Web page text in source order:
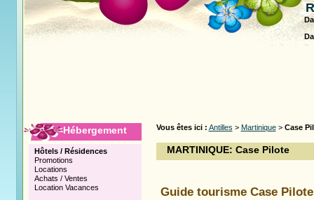
Vous êtes ici : Antilles > Martinique> Case
MARTINIQUE: Case Pilote
Guide tourisme Case
Hébergement
Hôtels / Résidences
Promotions
Locations
Achats / Ventes
Location Vacances